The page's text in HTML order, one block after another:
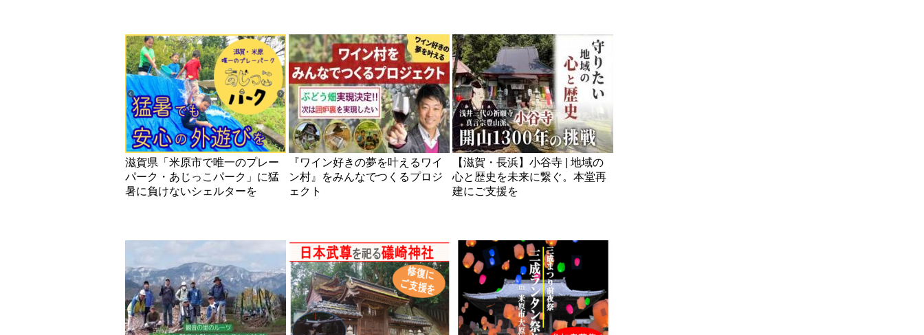
滋賀県「米原市で唯一のプレー
パーク・あじっこパーク」に猛
暑に負けないシェルターを
『ワイン好きの夢を叶えるワイ
ン村』をみんなでつくるプロジ
ェクト
【滋賀・長浜】小谷寺 | 地域の
心と歴史を未来に繋ぐ。本堂再
建にご支援を